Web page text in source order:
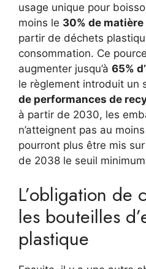
usage unique pour
moins le 30% de
partir de déchets
consommation. Ce
augmenter jusqu’à 65%
le règlement introduit un
de performances de
à partir de 2030, les
n’atteignent pas au
pourront plus être mis
de 2038 le seuil
L’obligation de
les bouteilles
plastique